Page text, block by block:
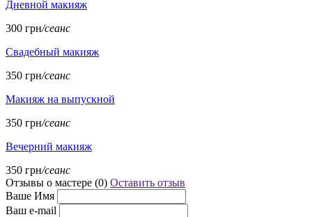
Дневной макияж
300 грн/сеанс
Свадебный макияж
350 грн/сеанс
Макияж на выпускной
350 грн/сеанс
Вечерний макияж
350 грн/сеанс
Отзывы о мастере (0) Оставить отзыв
Ваше Имя
Ваш e-mail